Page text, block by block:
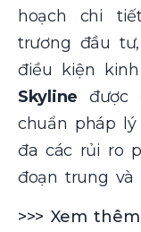
hoạch chi
trương đầu
điều kiện
Skyline được
chuẩn pháp
đa các rủi ro
đoạn trung và
>>> Xem